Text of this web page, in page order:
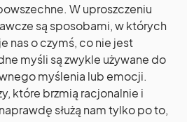
W uproszczeniu
są sposobami, w których
nas o czymś, co nie jest
myśli są zwykle używane do
myślenia lub emocji.
które brzmią racjonalnie i
służą nam tylko po to,